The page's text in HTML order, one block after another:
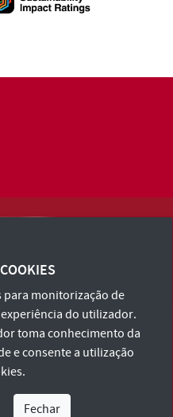
e Política de Privacidade
para monitorização de
do utilizador.
toma conhecimento da
e consente a utilização
Fechar